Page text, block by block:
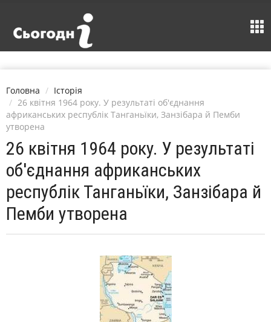
Головна
Історія
26 квітня 1964 року. У результаті об'єднання
африканських республік Танганьїки, Занзібара й Пемби
утворена
26 квітня 1964 року. У результаті
об'єднання африканських
республік Танганьїки, Занзібара й
Пемби утворена